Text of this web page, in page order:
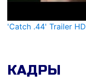
'Catch .44' Trailer HD
КАДРЫ